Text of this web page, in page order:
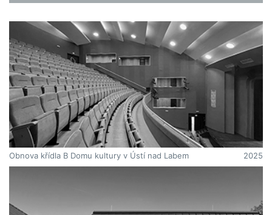
Obnova křídla B Domu kultury v Ústí nad Labem 2025